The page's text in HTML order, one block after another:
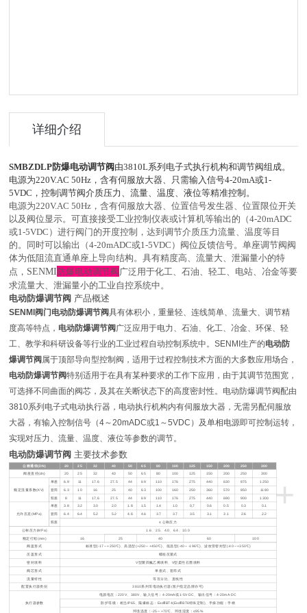
详细介绍
SMBZDLP防爆电动调节阀 由3810L系列电子式执行机构和调节阀组成。
电源为220V.AC 50Hz ，含有伺服放大器、只需输入信号4-20mA或1-
5VDC ，控制调节阀介质压力、流量、温度、液位等精准控制。
电源为220V.AC 50Hz ，含有伺服放大器、位置信号发生器、位置限位开关
以及阀位显示。可直接接受工业控制仪表或计算机等输出的（4-20mADC
或1-5VDC ）进行阀门的开度控制，达到调节介质压力流量、温度等目
的。同时可以输出（4-20mADC或1-5VDC ）阀位反馈信号。单座调节阀阀
体为低阻流直通单座上导向结构。具有精度高、流量大、泄漏量小的特
点， SENMI 防爆电动调节阀广泛用于化工、石油、轻工、电站、冶金等要
求流量大、泄漏量小的工业自控系统中。
电动防爆调节阀 产品概述
SENMI阀门电动防爆调节阀具有体积小，重量轻、连线简单、流量大、调节精
度高等特点， 电动防爆调节阀 广泛应用于电力、石油、化工、冶金、环保、轻
工、教学和科研设备等行业的工业过程自动控制系统中。SENMI生产的电动防
爆调节阀 属于顶部导向型控制阀，适用于过程控制技术方面的大多数应用场合，
电动防爆调节阀特别适用于在具有某种要求的工作下应用，由于其调节范围宽，
可选择不同曲面的阀芯，及其在关断状态下的高度密封性。电动防爆调节阀配由
3810系列电子式电动执行器，电动执行机构内有伺服放大器，无需另配伺服放
大器，有输入控制信号（4～20mADC或1 ～5VDC ）及单相电源即可控制运转，
实现对压力、流量、温度、液位等参数的调节。
电动防爆调节阀 主要技术参数
+
公称通径(DN) 20 25 32 40 50 65 80 100 125 150 200 250
300
阀座直径(dn) 20 25 32 40 50 65 80 100 125 150 200 250 300
额定流量系数(KV)
单座 6.9 11 17.6 27.5 44 69 110 176 275 440 630 875 1250
套筒 6.3 10 16 25 40 63 100 160 250 360 570 850
1180
双座
8 11 17,6 27.5 44 69 110 176 275 440 690 900 1300
允许压差(MPa)
单座 3.8 3.2 3.0 2.0 1.8 1.5 1.4 1.0 0,7 0.6 0.5 0.3
0.1
套筒
6.4 6.4 5.2 5.2 4.6 4.6 3.7 3.7 3.5 3.1 3.1 2.6
2.2
双座
≤公称压力
公称压力(MPa) 1.6 、2.5 、4.0 、6.4 、10.0
额定行程(mm) 16 25 40 60
100
阀盖形式
标准型(-17～+250℃) 、高温型(+250～+450℃) 、低温型(-40～ -196℃) 、波纹管密封型(-40～+350℃)
压盖形式
螺栓压紧式
密封填料
V型聚四氟乙烯填料、V型柔性石墨填料
阀芯形式
单座式、套筒式
流量特性
等百分比、直线性
配置执行器类别
3810系列等电动执行器(客户指定品牌亦可)
执行器参数
电源电压：220V 、380V 、输入信号：4-20mA或1-5V·DC 、输出信号：4-20mA·DC
防护等级：相当IP65 、隔爆标志：ExdⅡBT4(ExdⅡBT6特殊定制)、手操功能：手柄
环境温度：-25～+70℃ 、环境湿度：≤95%